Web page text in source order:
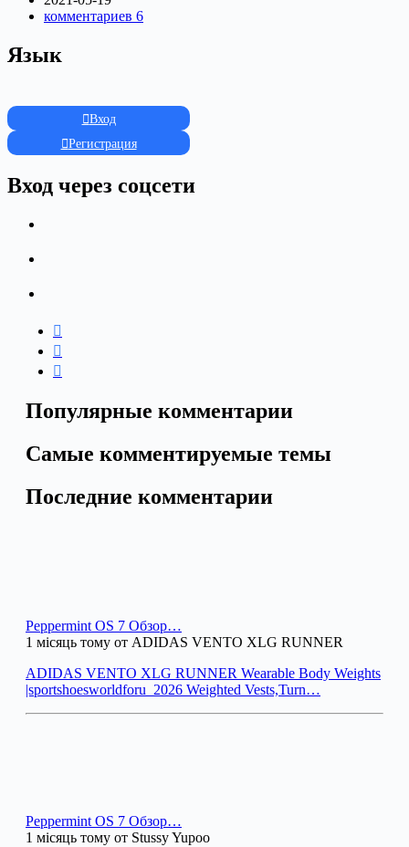
комментариев 6
Язык
Вход
Регистрация
Вход через соцсети
Популярные комментарии
Самые комментируемые темы
Последние комментарии
Peppermint OS 7 Обзор…
1 місяць тому от ADIDAS VENTO XLG RUNNER
ADIDAS VENTO XLG RUNNER Wearable Body Weights
|sportshoesworldforu_2026 Weighted Vests,Turn…
Peppermint OS 7 Обзор…
1 місяць тому от Stussy Yupoo